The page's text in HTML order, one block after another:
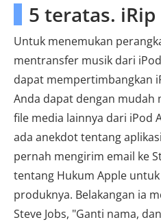
5 teratas. iRip
Untuk menemukan
mentransfer musik dari
dapat mempertimbangkan
Anda dapat dengan mudah
file media lainnya dari iPod
ada anekdot tentang
pernah mengirim email ke
tentang Hukum Apple
produknya. Belakangan ia
Steve Jobs, "Ganti nama,